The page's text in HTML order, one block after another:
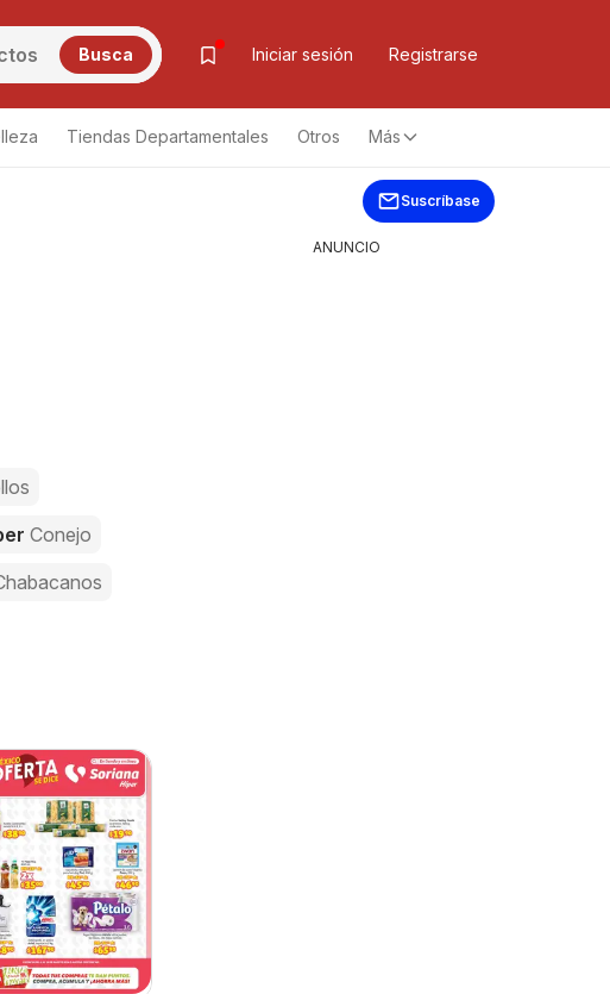
Busca Iniciar sesión Registrarse
Tiendas Departamentales Otros Más
Suscríbase
Conejo
ANUNCIO